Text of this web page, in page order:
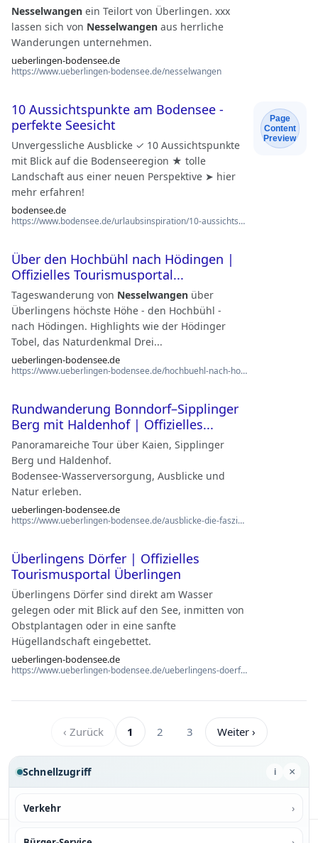
Nesselwangen ein Teilort von Überlingen. xxx
lassen sich von Nesselwangen aus herrliche
Wanderungen unternehmen.
ueberlingen-bodensee.de
https://www.ueberlingen-bodensee.de/nesselwangen
10 Aussichtspunkte am Bodensee -
perfekte Seesicht
Unvergessliche Ausblicke ✓ 10 Aussichtspunkte
mit Blick auf die Bodenseeregion ★ tolle
Landschaft aus einer neuen Perspektive ➤ hier
mehr erfahren!
bodensee.de
https://www.bodensee.de/urlaubsinspiration/10-aussichtspunkte-am-bodensee
Page
Content
Preview
Über den Hochbühl nach Hödingen |
Offizielles Tourismusportal...
Tageswanderung von Nesselwangen über
Überlingens höchste Höhe - den Hochbühl -
nach Hödingen. Highlights wie der Hödinger
Tobel, das Naturdenkmal Drei...
ueberlingen-bodensee.de
https://www.ueberlingen-bodensee.de/hochbuehl-nach-hoedingen
Rundwanderung Bonndorf–Sipplinger
Berg mit Haldenhof | Offizielles...
Panoramareiche Tour über Kaien, Sipplinger
Berg und Haldenhof.
Bodensee‑Wasserversorgung, Ausblicke und
Natur erleben.
ueberlingen-bodensee.de
https://www.ueberlingen-bodensee.de/ausblicke-die-faszinieren
Überlingens Dörfer | Offizielles
Tourismusportal Überlingen
Überlingens Dörfer sind direkt am Wasser
gelegen oder mit Blick auf den See, inmitten von
Obstplantagen oder in eine sanfte
Hügellandschaft eingebettet.
ueberlingen-bodensee.de
https://www.ueberlingen-bodensee.de/ueberlingens-doerfer
‹ Zurück 1 2 3 Weiter ›
Schnellzugriff i ×
Verkehr ›